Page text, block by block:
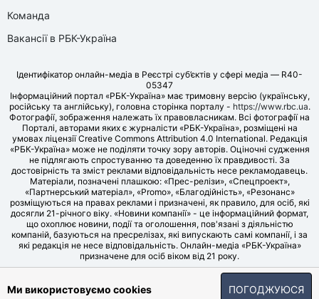
Команда
Вакансії в РБК-Україна
Ідентифікатор онлайн-медіа в Реєстрі суб’єктів у сфері медіа — R40-
05347
Інформаційний портал «РБК-Україна» має тримовну версію (українську,
російську та англійську), головна сторінка порталу - https://www.rbc.ua.
Фотографії, зображення належать їх правовласникам. Всі фотографії на
Порталі, авторами яких є журналісти «РБК-Україна», розміщені на
умовах ліцензії Creative Commons Attribution 4.0 International. Редакція
«РБК-Україна» може не поділяти точку зору авторів. Оціночні судження
не підлягають спростуванню та доведенню їх правдивості. За
достовірність та зміст реклами відповідальність несе рекламодавець.
Матеріали, позначені плашкою: «Прес-релізи», «Спецпроект»,
«Партнерський матеріал», «Promo», «Благодійність», «Резонанс»
розміщуються на правах реклами і призначені, як правило, для осіб, які
досягли 21-річного віку. «Новини компанії» - це інформаційний формат,
що охоплює новини, події та оголошення, пов'язані з діяльністю
компаній, базуються на пресрелізах, які випускають самі компанії, і за
які редакція не несе відповідальність. Онлайн-медіа «РБК-Україна»
призначене для осіб віком від 21 року.
© LLC «UBT MEDIA», 2006-2026.
Ми використовуємо cookies ПОГОДЖУЮСЯ